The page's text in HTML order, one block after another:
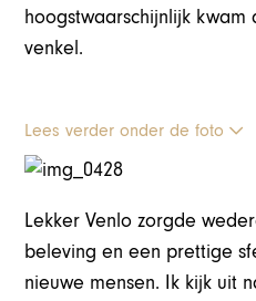
hoogstwaarschijnlijk
venkel.
Lees verder onder de foto
Lekker Venlo zorgde
beleving en een prettige
nieuwe mensen. Ik kijk uit